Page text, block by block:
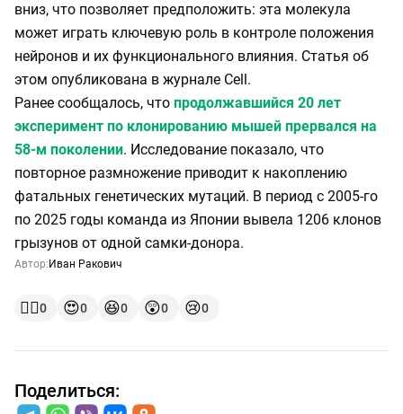
вниз, что позволяет предположить: эта молекула
может играть ключевую роль в контроле положения
нейронов и их функционального влияния. Статья об
этом опубликована в журнале Cell.
Ранее сообщалось, что продолжавшийся 20 лет
эксперимент по клонированию мышей прервался на
58-м поколении. Исследование показало, что
повторное размножение приводит к накоплению
фатальных генетических мутаций. В период с 2005-го
по 2025 годы команда из Японии вывела 1206 клонов
грызунов от одной самки-донора.
Автор: Иван Ракович
👍🏻0 😍0 😆0 😲0 😢0
Поделиться: